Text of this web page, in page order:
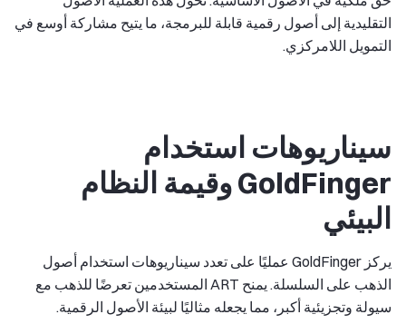
التقليدية إلى أصول رقمية قابلة للبرمجة، ما يتيح مشاركة أوسع في
التمويل اللامركزي.
سيناريوهات استخدام
GoldFinger وقيمة النظام
البيئي
يركز GoldFinger عمليًا على تعدد سيناريوهات استخدام أصول
الذهب على السلسلة. يمنح ART المستخدمين تعرضًا للذهب مع
سيولة وتجزيئية أكبر، مما يجعله مثاليًا لبيئة الأصول الرقمية.